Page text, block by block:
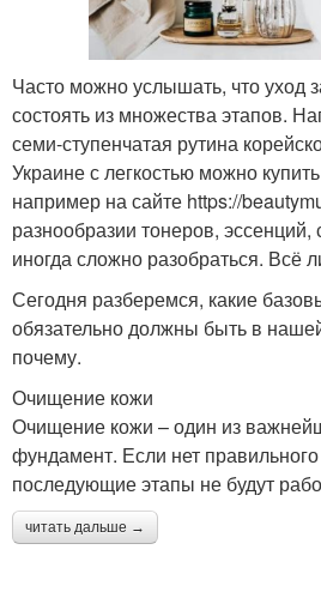
Часто можно услышать, что уход
состоять из множества этапов.
семи-ступенчатая рутина
Украине с легкостью можно
например на сайте https://
разнообразии тонеров,
иногда сложно разобраться. Всё
Сегодня разберемся, какие
обязательно должны быть в
почему.
Очищение кожи
Очищение кожи – один из
фундамент. Если нет
последующие этапы не будут
читать дальше →